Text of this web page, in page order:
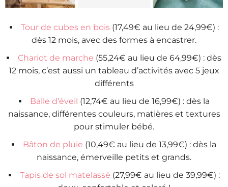
Tour de cubes en bois(17,49€ au lieu de 24,99€) :
dès 12 mois, avec des formes à encastrer.
Chariot de marche (55,24€ au lieu de 64,99€) : dès
12 mois, c’est aussi un tableau d’activités avec 5 jeux
différents
Balle d’éveil (12,74€ au lieu de 16,99€) : dès la
naissance, différentes couleurs, matières et textures
pour stimuler bébé.
Bâton de pluie (10,49€ au lieu de 13,99€) : dès la
naissance, émerveille petits et grands.
Tapis de sol matelassé (27,99€ au lieu de 39,99€) :